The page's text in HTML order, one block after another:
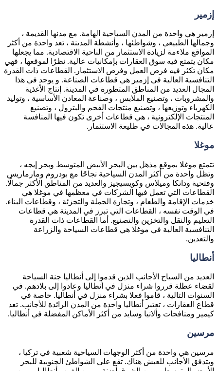
إزمير
إزمير هي واحدة من المدن السياحية الهامة. مع مدنها القديمة ،
وجمالها الطبيعي ، وشواطئها ، وأنشطة المدينة ، تعد واحدة من أكثر
المواقع ملاءمة لزيادة الاستثمار من الناحية الاقتصادية. مما يجعلها
مكان يتمتع فيه سوق العقارات بإمكانيات عالية. نظرًا لموقعها ، فهي
مكان تكثر فيه فرص العمل وفرص الاستثمار. القطاعات ذات القدرة
التنافسية العالية في إزمير هي قطاعات الصناعة. و يوجد في هذا
المجال العديد من المناطق المتطورة في المدينة. إنتاج الأغذية
والمشروبات ، وتصنيع الملابس ، وصناعة المعادن الأساسية ، وتوليد
الكهرباء وتوزيعها ، وتصنيع منتجات الفحم والبترول ، وتصنيع
المنتجات الإلكترونية ، هي قطاعات أخرى تكون فيها المنافسة
عالية. هذه المجالات في طليعة الاستثمار.
موغلا
تتمتع موغلا بموقع مذهل بين البحر الأبيض المتوسط وبحر إيجه ،
وتظل واحدة من أكثر المدن السياحية نجاحًا مع بودروم ومارماريس
وفتحية وداتكا وميلاس وكويسيجيز والعديد من المناطق الأكثر جمالًا.
القطاعات التي تعمل فيها الشركات في معظمها في موغلا هي
خدمات الإقامة والطعام ، وتجارة الجملة والتجزئة ، وقطاعات البناء.
في الوقت نفسه ، القطاعات التي تبرز في المدينة هي قطاعات
التعليم والنقل والتخزين والتصنيع. أما القطاعات ذات القدرة
التنافسية العالية في موغلا هي قطاعات السياحة والزراعة
والتعدين.
أنطاليا
العديد من السياح الأجانب الذين قدموا إلى أنطاليا جنة السياحة
لقضاء عطلة قرروا شراء منزل في أنطاليا وعادوا إلى بلادهم. في
السنوات التالية ، قاموا فعلا بشراء منزل في أنطاليا. خاصة في
قطاع العقارات ، تعتبر أنطاليا واحدة من المدن الرائدة للأجانب. تعد
كيمير ومنافجات وألانيا وسايد من أكثر الأماكن المفضلة في أنطاليا.
مرسين
مرسين هي واحدة من أكثر الوجهات السياحية شعبية في تركيا ،
ويتدفق الأجانب للعيش هناك. تقع على الشواطئ الجنوبية للبحر